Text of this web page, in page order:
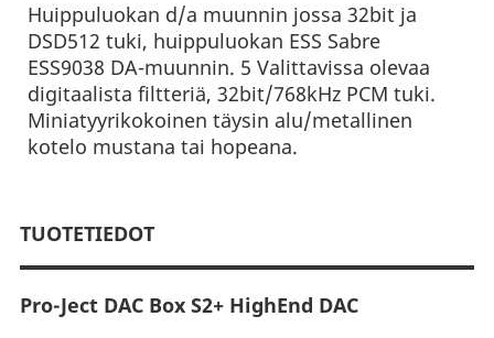
Huippuluokan d/a muunnin jossa 32bit ja
DSD512 tuki, huippuluokan ESS Sabre
ESS9038 DA-muunnin. 5 Valittavissa olevaa
digitaalista filtteriä, 32bit/768kHz PCM tuki.
Miniatyyrikokoinen täysin alu/metallinen
kotelo mustana tai hopeana.
TUOTETIEDOT
Pro-Ject DAC Box S2+ HighEnd DAC